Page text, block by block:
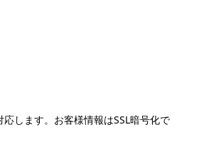
応します。お客様情報はSSL暗号化で